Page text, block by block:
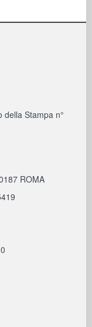
della Stampa n°
ROMA